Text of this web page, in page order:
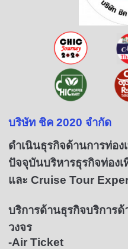
บริษัท ชิค 2020 จำกัด
ดำเนินธุรกิจด้านการท่อง
ปัจจุบันบริหารธุรกิจท่อง
และ Cruise Tour
บริการด้านธุรกิจบริการ
วงจร
-Air Ticket